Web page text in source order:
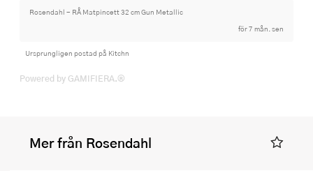
Rosendahl - RÅ Matpincett 32 cm Gun Metallic
för 7 mån. sen
Ursprungligen postad på Kitchn
Powered by GAMIFIERA.®
Mer från Rosendahl